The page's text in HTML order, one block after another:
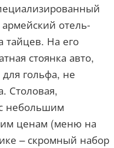
отель-
тайцев. На его
стоянка авто,
гольфа, не
Столовая,
небольшим
ценам (меню на
– скромный набор